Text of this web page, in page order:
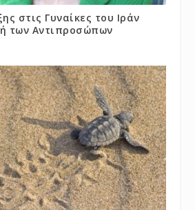
στις Γυναίκες του Ιράν
των Αντιπροσώπων